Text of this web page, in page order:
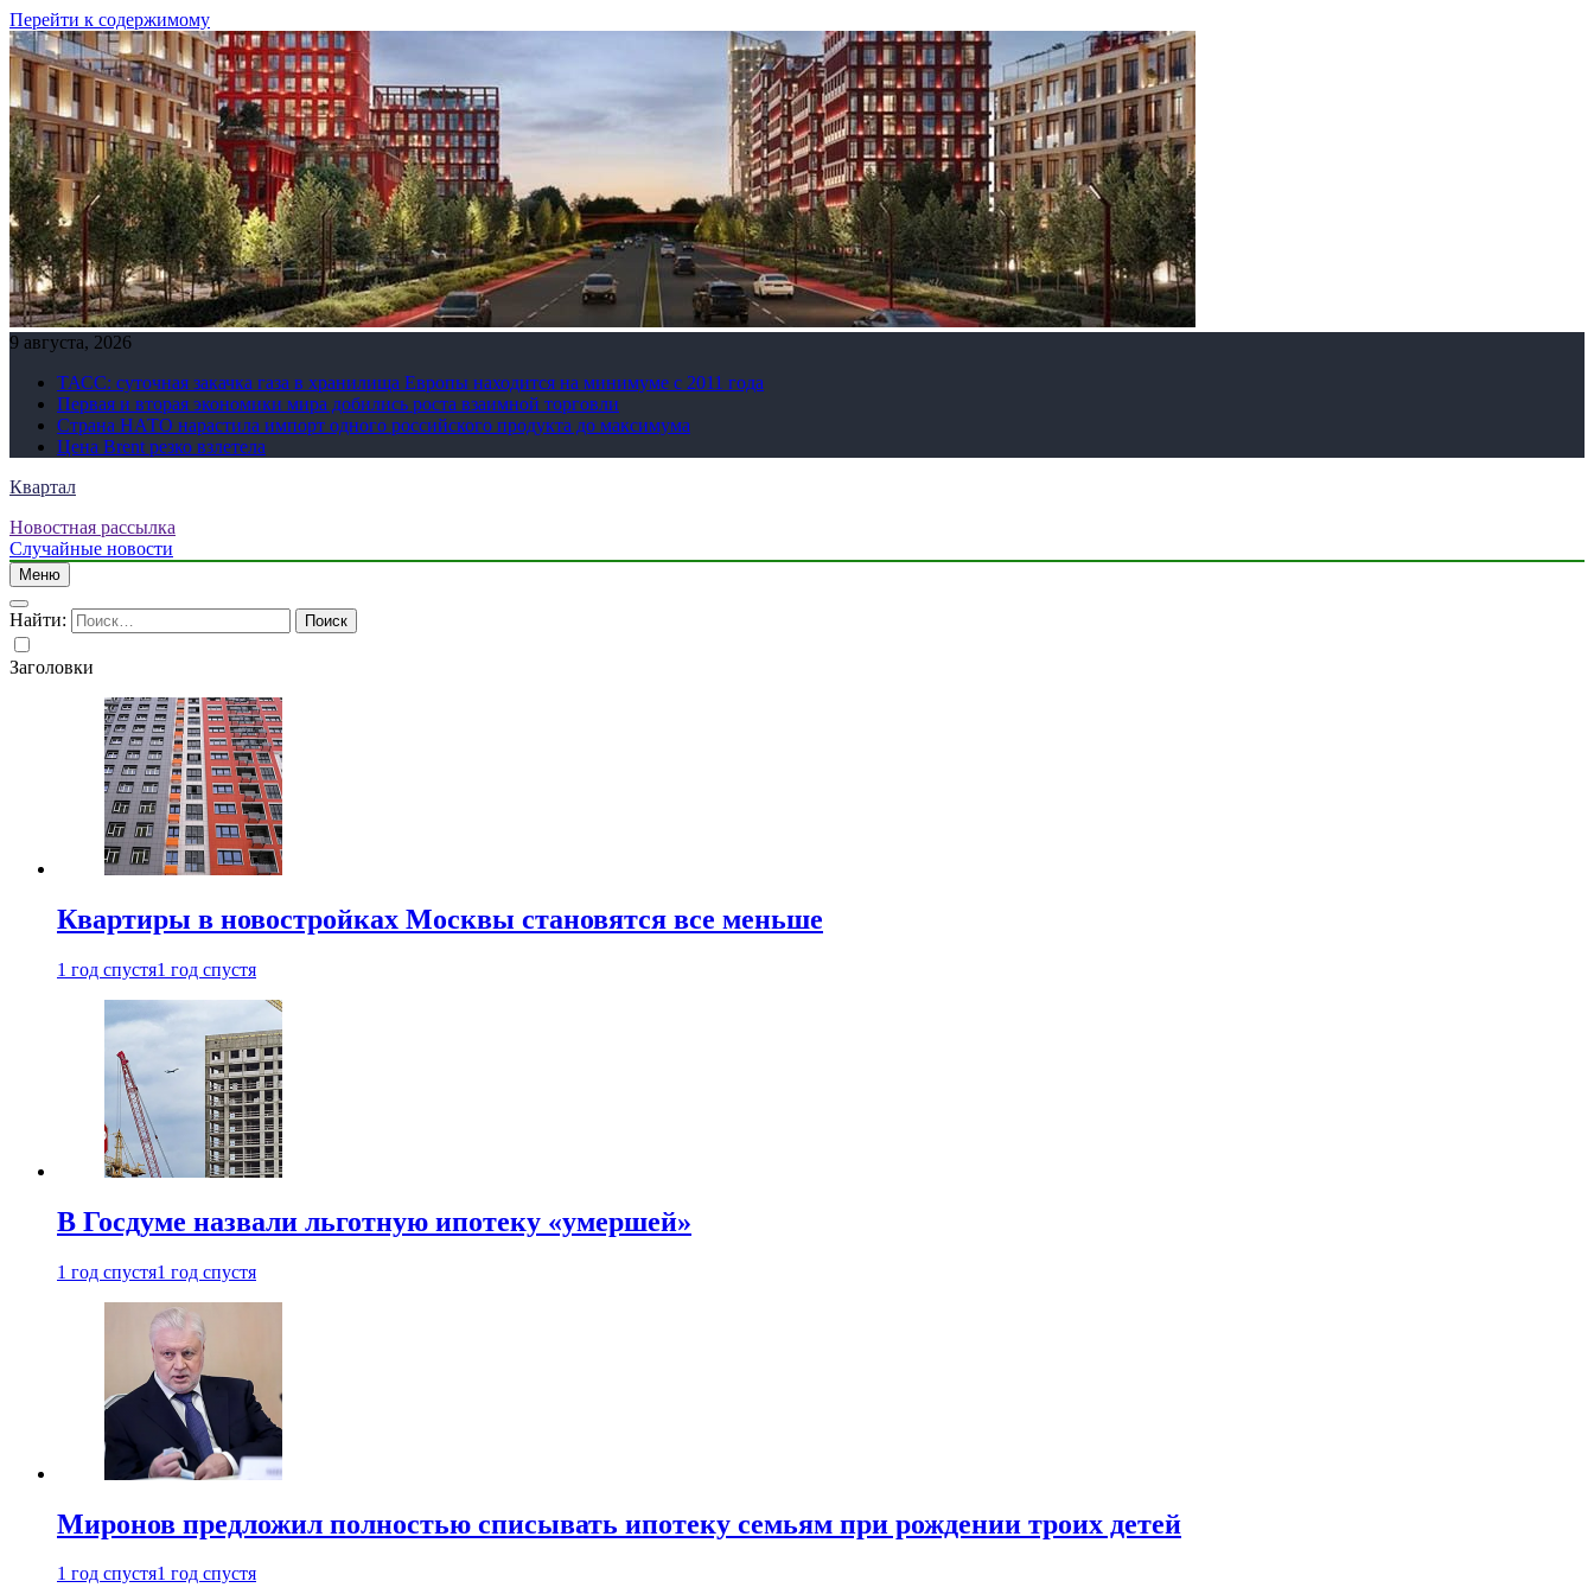
Перейти к содержимому
9 августа, 2026
ТАСС: суточная закачка газа в хранилища Европы находится на минимуме с 2011 года
Первая и вторая экономики мира добились роста взаимной торговли
Страна НАТО нарастила импорт одного российского продукта до максимума
Цена Brent резко взлетела
Квартал
Новостная рассылка
Случайные новости
Меню
Найти:
Заголовки
Квартиры в новостройках Москвы становятся все меньше
1 год спустя1 год спустя
В Госдуме назвали льготную ипотеку «умершей»
1 год спустя1 год спустя
Миронов предложил полностью списывать ипотеку семьям при рождении троих детей
1 год спустя1 год спустя